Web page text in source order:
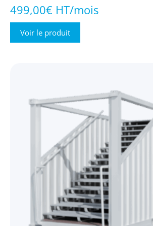
499,00€ HT/mois
Voir le produit